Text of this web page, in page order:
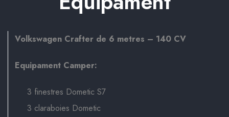
Volkswagen Crafter de 6 metres – 140 CV
Equipament Camper:
3 finestres Dometic S7
3 claraboies Dometic